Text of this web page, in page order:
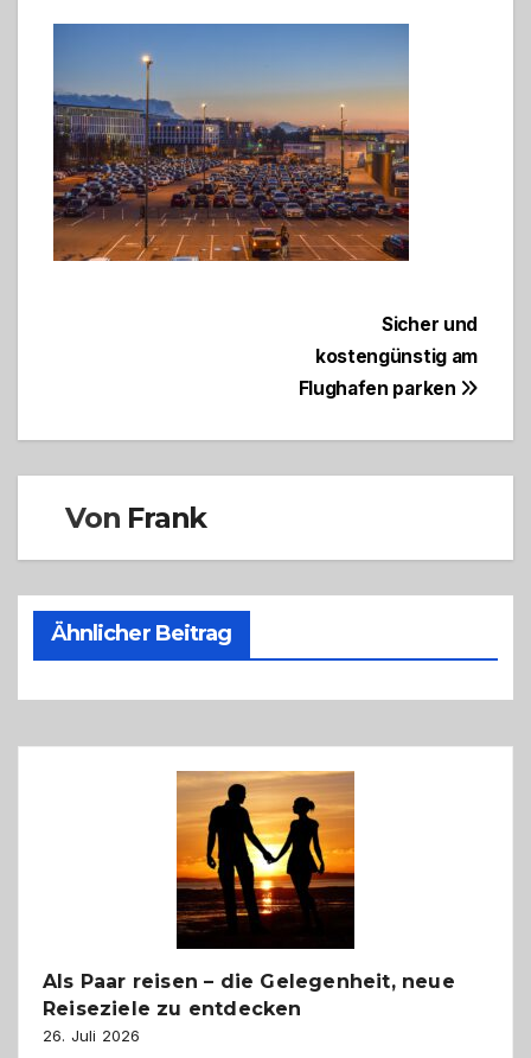
BeitragsnavigationSicher und
kostengünstig am
Flughafen parken
Von Frank
Ähnlicher Beitrag
Als Paar reisen – die Gelegenheit, neue
Reiseziele zu entdecken
26. Juli 2026